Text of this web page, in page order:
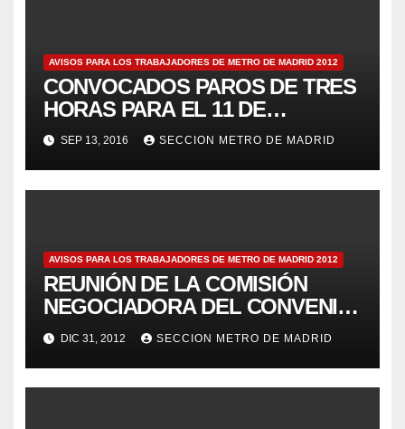
AVISOS PARA LOS TRABAJADORES DE METRO DE MADRID 2012
CONVOCADOS PAROS DE TRES
HORAS PARA EL 11 DE
JULIOAviso 69
SEP 13, 2016 SECCION METRO DE MADRID
AVISOS PARA LOS TRABAJADORES DE METRO DE MADRID 2012
REUNIÓN DE LA COMISIÓN
NEGOCIADORA DEL CONVENIO
– Aviso 125
DIC 31, 2012 SECCION METRO DE MADRID